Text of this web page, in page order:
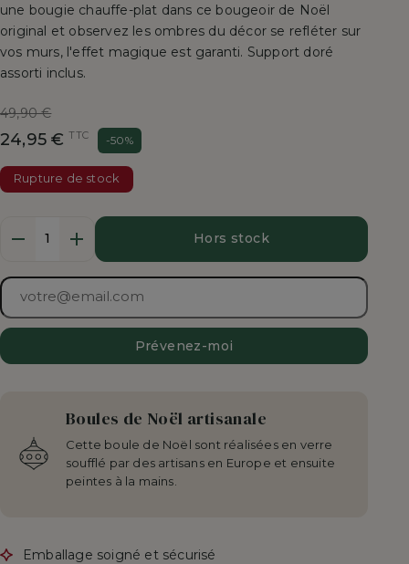
une bougie chauffe-plat dans ce bougeoir de Noël
original et observez les ombres du décor se refléter sur
vos murs, l'effet magique est garanti. Support doré
assorti inclus.
Prix
de
49,90 €
24,95 € TTC -50%
Rupture de stock
Hors stock
Prévenez-moi
Boules de Noël artisanale
Cette boule de Noël sont réalisées en verre
soufflé par des artisans en Europe et ensuite
peintes à la mains.
Emballage soigné et sécurisé